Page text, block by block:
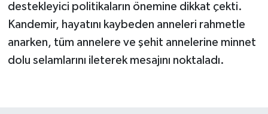
destekleyici politikaların önemine dikkat çekti.
Kandemir, hayatını kaybeden anneleri rahmetle
anarken, tüm annelere ve şehit annelerine minnet
dolu selamlarını ileterek mesajını noktaladı.